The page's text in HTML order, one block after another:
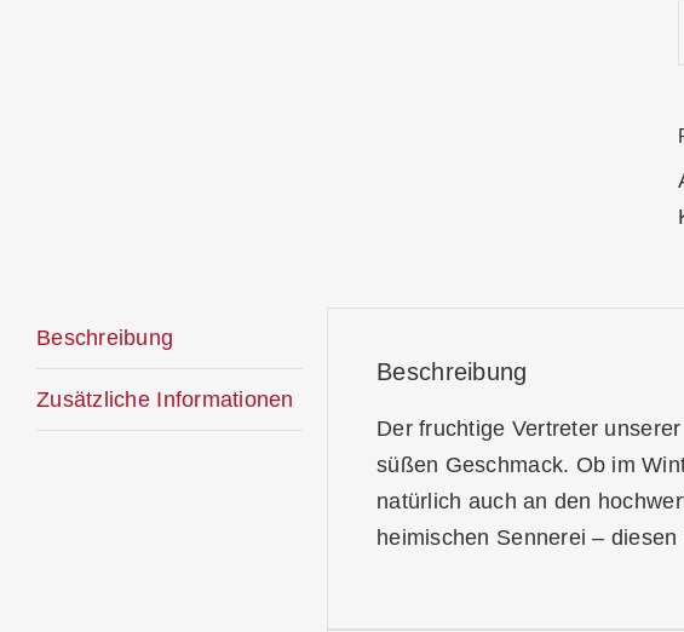
Beschreibung
Zusätzliche Informationen
Beschreibung
Der fruchtige Vertreter
süßen Geschmack. Ob im
natürlich auch an den
heimischen Sennerei –